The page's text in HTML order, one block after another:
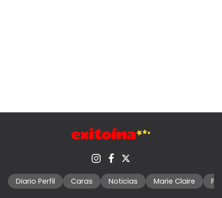
Diario Perfil Caras Noticias Marie Claire